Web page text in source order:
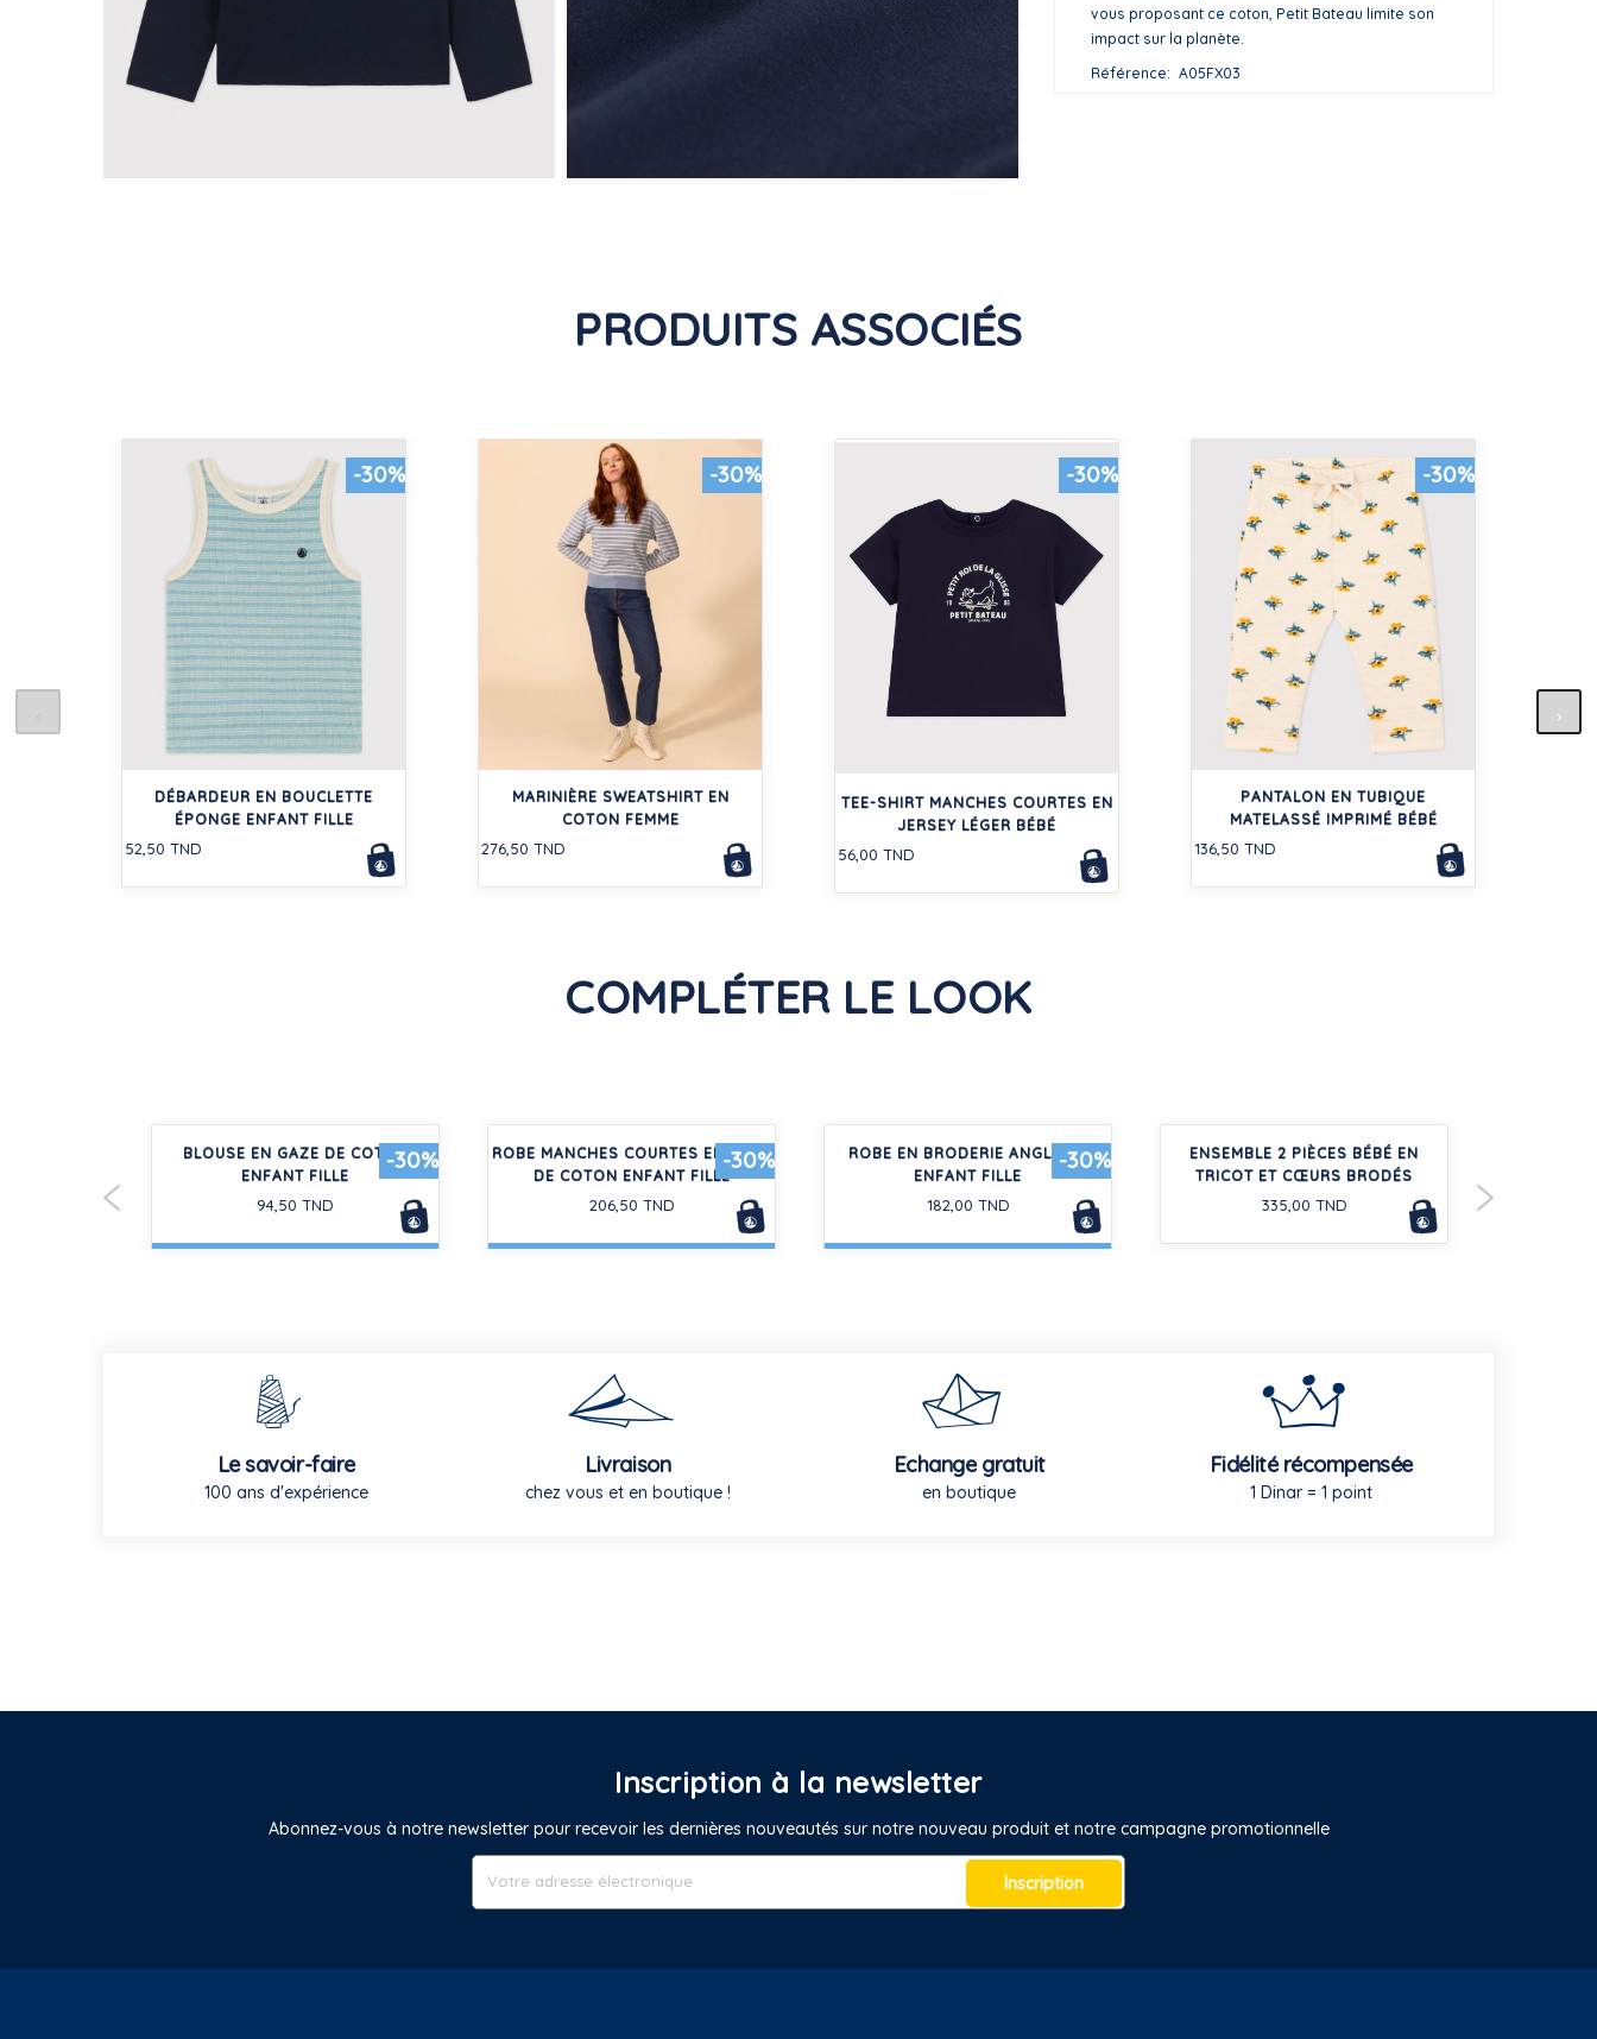
vous proposant ce coton, Petit Bateau limite son
impact sur la planète.
Référence
A05FX03
PRODUITS ASSOCIÉS
-30%
DÉBARDEUR EN BOUCLETTE
ÉPONGE ENFANT FILLE
52,50 TND
-30%
MARINIÈRE SWEATSHIRT EN
COTON FEMME
276,50 TND
-30%
TEE-SHIRT MANCHES COURTES EN
JERSEY LÉGER BÉBÉ
56,00 TND
-30%
PANTALON EN TUBIQUE
MATELASSÉ IMPRIMÉ BÉBÉ
136,50 TND
COMPLÉTER LE LOOK
-30%
BLOUSE EN GAZE DE COTON
ENFANT FILLE
94,50 TND
-30%
ROBE MANCHES COURTES EN GAZE
DE COTON ENFANT FILLE
206,50 TND
-30%
ROBE EN BRODERIE ANGLAISE
ENFANT FILLE
182,00 TND
ENSEMBLE 2 PIÈCES BÉBÉ EN
TRICOT ET CŒURS BRODÉS
335,00 TND
Le savoir-faire
100 ans d'expérience
Livraison
chez vous et en boutique !
Echange gratuit
en boutique
Fidélité récompensée
1 Dinar = 1 point
Inscription à la newsletter
Abonnez-vous à notre newsletter pour recevoir les dernières nouveautés sur notre nouveau produit et notre campagne promotionnelle
Inscription